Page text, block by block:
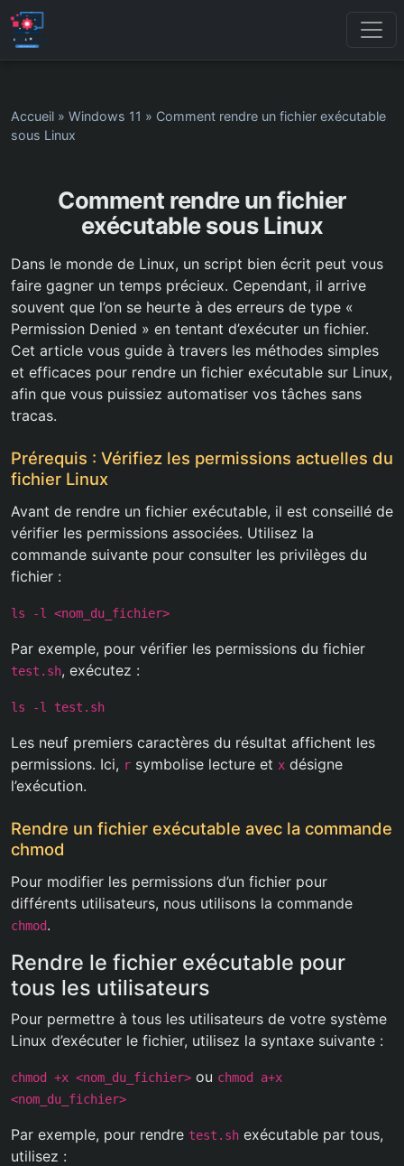
Accueil » Windows 11 » Comment rendre un fichier exécutable
sous Linux
Comment rendre un fichier
exécutable sous Linux
Dans le monde de Linux, un script bien écrit peut vous
faire gagner un temps précieux. Cependant, il arrive
souvent que l’on se heurte à des erreurs de type «
Permission Denied » en tentant d’exécuter un fichier.
Cet article vous guide à travers les méthodes simples
et efficaces pour rendre un fichier exécutable sur Linux,
afin que vous puissiez automatiser vos tâches sans
tracas.
Prérequis : Vérifiez les permissions actuelles du
fichier Linux
Avant de rendre un fichier exécutable, il est conseillé de
vérifier les permissions associées. Utilisez la
commande suivante pour consulter les privilèges du
fichier :
ls -l <nom_du_fichier>
Par exemple, pour vérifier les permissions du fichier
test.sh, exécutez :
ls -l test.sh
Les neuf premiers caractères du résultat affichent les
permissions. Ici, r symbolise lecture et x désigne
l’exécution.
Rendre un fichier exécutable avec la commande
chmod
Pour modifier les permissions d’un fichier pour
différents utilisateurs, nous utilisons la commande
chmod.
Rendre le fichier exécutable pour
tous les utilisateurs
Pour permettre à tous les utilisateurs de votre système
Linux d’exécuter le fichier, utilisez la syntaxe suivante :
chmod +x <nom_du_fichier> ou chmod a+x
<nom_du_fichier>
Par exemple, pour rendre test.sh exécutable par tous,
utilisez :